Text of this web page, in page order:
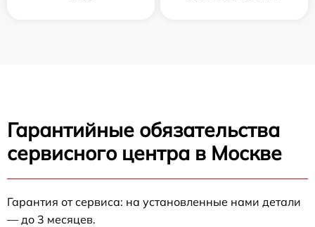
Гарантийные обязательства
сервисного центра в Москве
Гарантия от сервиса: на установленные нами детали
— до 3 месяцев.